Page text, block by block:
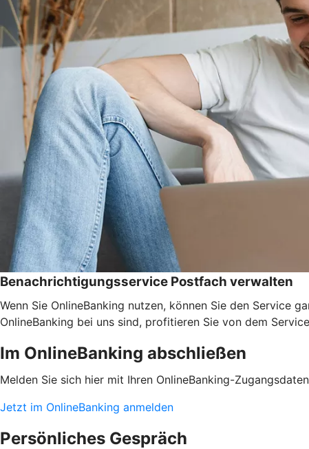
Benachrichtigungsservice Postfach verwalten
Wenn Sie OnlineBanking nutzen, können Sie den Service
OnlineBanking bei uns sind, profitieren Sie von dem
Im OnlineBanking abschließen
Melden Sie sich hier mit Ihren OnlineBanking-
Jetzt im OnlineBanking anmelden
Persönliches Gespräch